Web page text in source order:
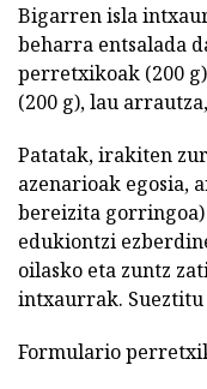
Bigarren isla
beharra entsalada
perretxikoak (200
(200 g), lau
Patatak, irakiten
azenarioak egosia,
bereizita gorringoa)
edukiontzi
oilasko eta zuntz
intxaurrak.
Formulario